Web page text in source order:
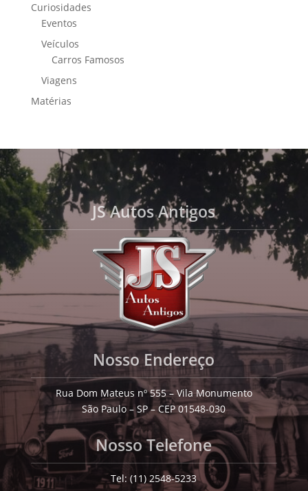
Curiosidades
Eventos
Veículos
Carros Famosos
Viagens
Matérias
JS Autos Antigos
Nosso Endereço
Rua Dom Mateus nº 555 – Vila Monumento
São Paulo – SP – CEP 01548-030
Nosso Telefone
Tel: (11) 2548-5233